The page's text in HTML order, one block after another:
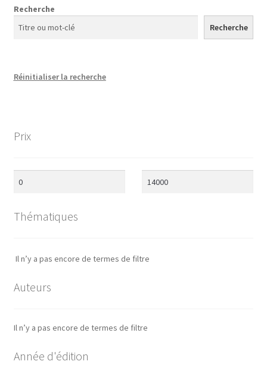
Contact
Recherche
Recherche
Réinitialiser la recherche
Prix
Thématiques
Il n’y a pas encore de termes de filtre
Auteurs
Il n’y a pas encore de termes de filtre
Année d'édition